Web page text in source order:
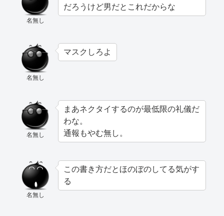
名無し
だろうけど男だとこれだからな
名無し
マスクしろよ
名無し
まあネクタイするのが最低限の礼儀だ
わな。
通報もやむ無し。
名無し
この書き方だとほのぼのしてる気がす
る